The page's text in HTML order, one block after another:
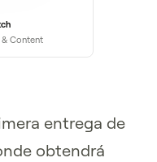
Content
entrega de
obtendrá